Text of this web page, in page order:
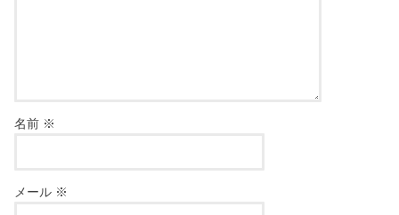
名前 ※
メール ※